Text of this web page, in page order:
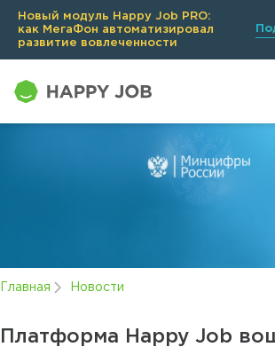
Новый модуль Happy Job PRO:
как МегаФон автоматизировал
развитие вовлеченности
Главная Новости
Платформа Happy Job